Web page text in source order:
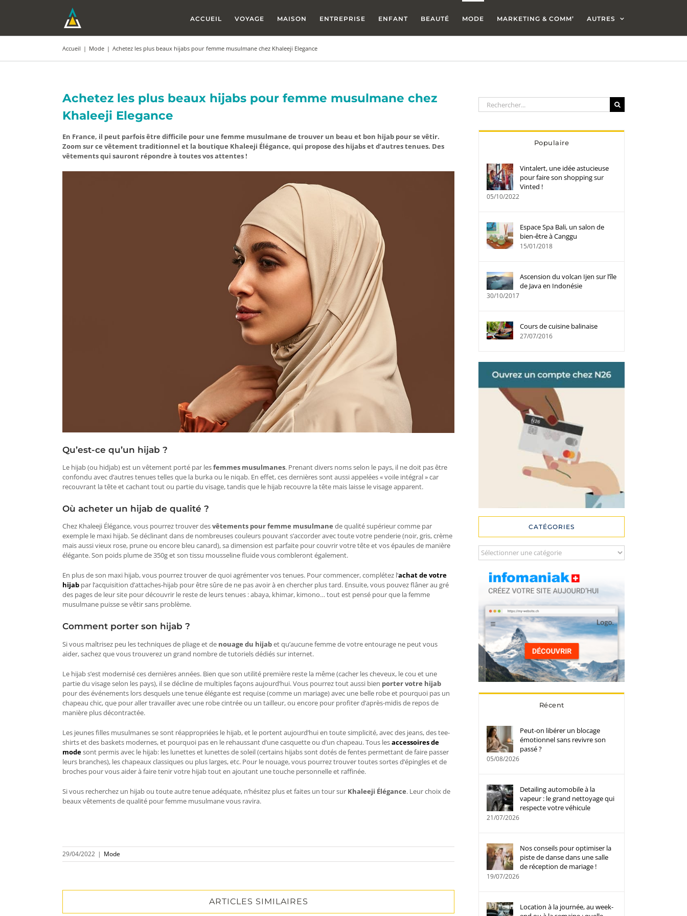
ACCUEIL VOYAGE MAISON ENTREPRISE ENFANT BEAUTÉ MODE MARKETING & COMM’ AUTRES
Accueil | Mode | Achetez les plus beaux hijabs pour femme musulmane chez Khaleeji Elegance
Achetez les plus beaux hijabs pour femme musulmane chez
Khaleeji Elegance
En France, il peut parfois être difficile pour une femme musulmane de trouver un beau et bon hijab pour se vêtir.
Zoom sur ce vêtement traditionnel et la boutique Khaleeji Élégance, qui propose des hijabs et d’autres tenues. Des
vêtements qui sauront répondre à toutes vos attentes !
Qu’est-ce qu’un hijab ?
Le hijab (ou hidjab) est un vêtement porté par lesfemmes musulmanes. Prenant divers noms selon le pays, il ne doit pas être
confondu avec d’autres tenues telles que la burka ou le niqab. En effet, ces dernières sont aussi appelées « voile intégral » car
recouvrant la tête et cachant tout ou partie du visage, tandis que le hijab recouvre la tête mais laisse le visage apparent.
Où acheter un hijab de qualité ?
Chez Khaleeji Élégance, vous pourrez trouver desvêtements pour femme musulmane de qualité supérieur comme par
exemple le maxi hijab. Se déclinant dans de nombreuses couleurs pouvant s’accorder avec toute votre penderie (noir, gris, crème
mais aussi vieux rose, prune ou encore bleu canard), sa dimension est parfaite pour couvrir votre tête et vos épaules de manière
élégante. Son poids plume de 350g et son tissu mousseline fluide vous combleront également.
En plus de son maxi hijab, vous pourrez trouver de quoi agrémenter vos tenues. Pour commencer, complétez l’achat de votre
hijab par l’acquisition d’attaches-hijab pour être sûre de ne pas avoir à en chercher plus tard. Ensuite, vous pouvez flâner au gré
des pages de leur site pour découvrir le reste de leurs tenues : abaya, khimar, kimono… tout est pensé pour que la femme
musulmane puisse se vêtir sans problème.
Comment porter son hijab ?
Si vous maîtrisez peu les techniques de pliage et de nouage du hijabet qu’aucune femme de votre entourage ne peut vous
aider, sachez que vous trouverez un grand nombre de tutoriels dédiés sur internet.
Le hijab s’est modernisé ces dernières années. Bien que son utilité première reste la même (cacher les cheveux, le cou et une
partie du visage selon les pays), il se décline de multiples façons aujourd’hui. Vous pourrez tout aussi bien porter votre hijab
pour des événements lors desquels une tenue élégante est requise (comme un mariage) avec une belle robe et pourquoi pas un
chapeau chic, que pour aller travailler avec une robe cintrée ou un tailleur, ou encore pour profiter d’après-midis de repos de
manière plus décontractée.
Les jeunes filles musulmanes se sont réappropriées le hijab, et le portent aujourd’hui en toute simplicité, avec des jeans, des tee-
shirts et des baskets modernes, et pourquoi pas en le rehaussant d’une casquette ou d’un chapeau. Tous lesaccessoires de
modesont permis avec le hijab: les lunettes et lunettes de soleil (certains hijabs sont dotés de fentes permettant de faire passer
leurs branches), les chapeaux classiques ou plus larges, etc. Pour le nouage, vous pourrez trouver toutes sortes d’épingles et de
broches pour vous aider à faire tenir votre hijab tout en ajoutant une touche personnelle et raffinée.
Si vous recherchez un hijab ou toute autre tenue adéquate, n’hésitez plus et faites un tour sur Khaleeji Élégance. Leur choix de
beaux vêtements de qualité pour femme musulmane vous ravira.
29/04/2022 | Mode
ARTICLES SIMILAIRES
Rechercher:
Populaire
Vintalert, une idée astucieuse
pour faire son shopping sur
Vinted !
05/10/2022
Espace Spa Bali, un salon de
bien-être à Canggu
15/01/2018
Ascension du volcan Ijen sur l’île
de Java en Indonésie
30/10/2017
Cours de cuisine balinaise
27/07/2016
CATÉGORIES
Catégories
Récent
Peut-on libérer un blocage
émotionnel sans revivre son
passé ?
05/08/2026
Detailing automobile à la
vapeur : le grand nettoyage qui
respecte votre véhicule
21/07/2026
Nos conseils pour optimiser la
piste de danse dans une salle
de réception de mariage !
19/07/2026
Location à la journée, au week-